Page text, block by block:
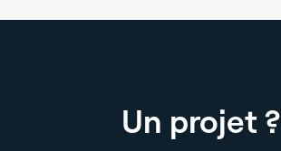
Un projet ?